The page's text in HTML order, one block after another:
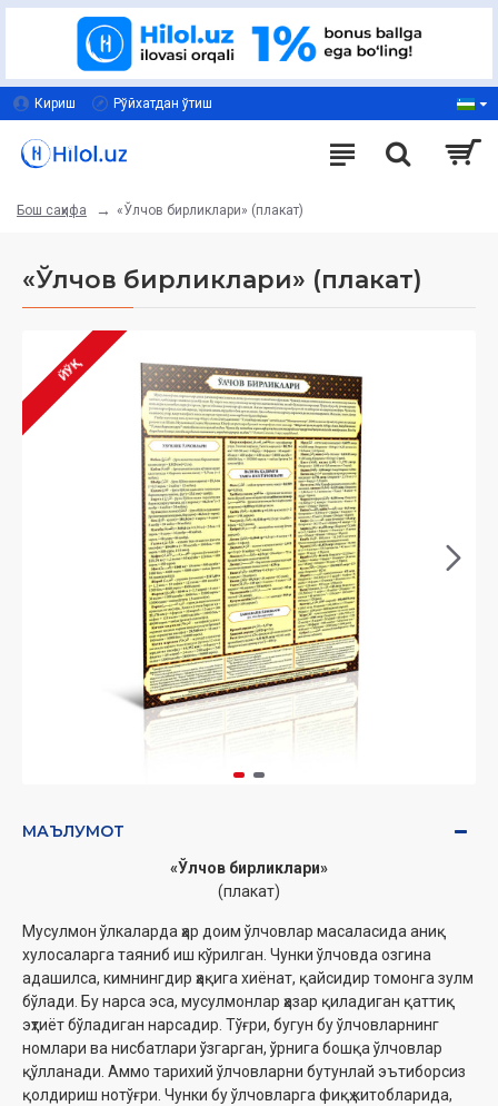
Кириш Рўйхатдан ўтиш
Бош саҳифа «Ўлчов бирликлари» (плакат)
«Ўлчов бирликлари» (плакат)
ЙЎҚ
МАЪЛУМОТ
«Ўлчов бирликлари»
(плакат)
Мусулмон ўлкаларда ҳар доим ўлчовлар масаласида аниқ
хулосаларга таяниб иш кўрилган. Чунки ўлчовда озгина
адашилса, кимнингдир ҳақига хиёнат, қайсидир томонга зулм
бўлади. Бу нарса эса, мусулмонлар ҳазар қиладиган қаттиқ
эҳтиёт бўладиган нарсадир. Тўғри, бугун бу ўлчовларнинг
номлари ва нисбатлари ўзгарган, ўрнига бошқа ўлчовлар
қўлланади. Аммо тарихий ўлчовларни бутунлай эътиборсиз
қолдириш нотўғри. Чунки бу ўлчовларга фиқҳ китобларида,